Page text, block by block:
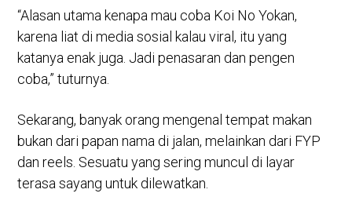
“Alasan utama kenapa mau coba Koi No Yokan,
karena liat di media sosial kalau viral, itu yang
katanya enak juga. Jadi penasaran dan pengen
coba,” tuturnya.
Sekarang, banyak orang mengenal tempat makan
bukan dari papan nama di jalan, melainkan dari FYP
dan reels. Sesuatu yang sering muncul di layar
terasa sayang untuk dilewatkan.